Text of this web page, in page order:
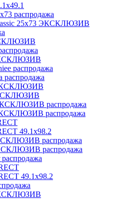
распродажа
25x73 ЭКСКЛЮЗИВ
распродажа
распродажа
распродажа
распродажа
49.1x98.2
распродажа
распродажа
49.1x98.2